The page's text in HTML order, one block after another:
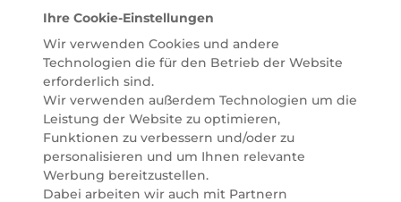
Online Beauty Beratungen und bestellen Sie ganz
einfach alles für Ihre Beauty Routine direkt nach
Hause oder in Ihre Wunsch-Parfümerie liefern.
BERATUNG & EXPERTISE
Marionnaud wurde im Jahr 1984 in Paris gegründet
und ist seit 2001 in Österreich vertreten. Mit rund 80
Parfümerien und unserem Online Shop sind wir
Marktführer im selektiven Beautyhandel in
Österreich. Seit 2023 liefern wir auch nach
Deutschland. Durch abwechselnde Aktionen und
Ihre Cookie-Einstellungen
Wir verwenden Cookies und andere
Technologien die für den Betrieb der Website
erforderlich sind.
Wir verwenden außerdem Technologien um die
Leistung der Website zu optimieren,
Funktionen zu verbessern und/oder zu
personalisieren und um Ihnen relevante
Werbung bereitzustellen.
Dabei arbeiten wir auch mit Partnern